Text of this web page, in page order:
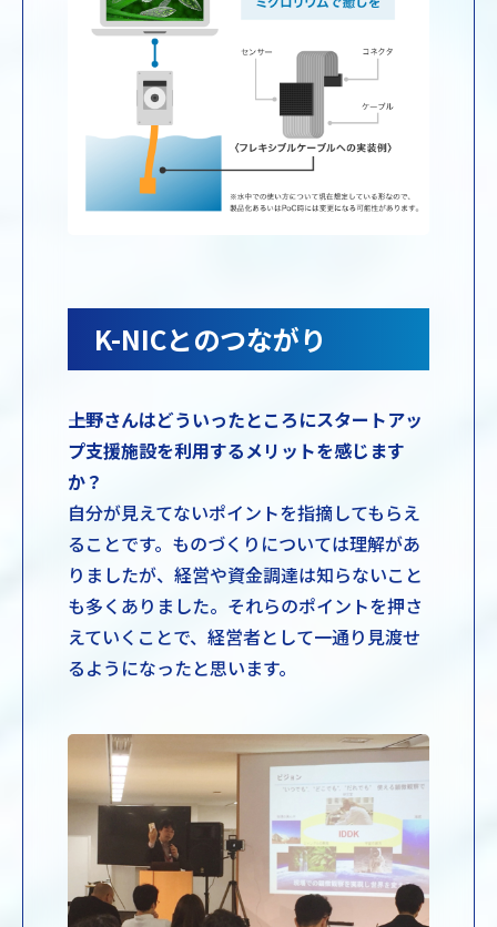
K-NICとのつながり
――上野さんはどういったところにスタートアッ
プ支援施設を利用するメリットを感じます
か？
自分が見えてないポイントを指摘してもらえ
ることです。ものづくりについては理解があ
りましたが、経営や資金調達は知らないこと
も多くありました。それらのポイントを押さ
えていくことで、経営者として一通り見渡せ
るようになったと思います。